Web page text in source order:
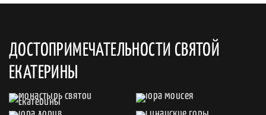
ДОСТОПРИМЕЧАТЕЛЬНОСТИ СВЯТОЙ
ЕКАТЕРИНЫ